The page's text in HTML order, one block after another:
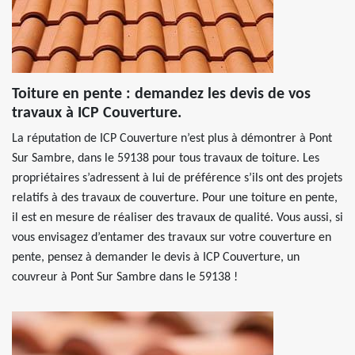
Toiture en pente : demandez les devis de vos
travaux à ICP Couverture.
La réputation de ICP Couverture n’est plus à démontrer à Pont
Sur Sambre, dans le 59138 pour tous travaux de toiture. Les
propriétaires s’adressent à lui de préférence s’ils ont des projets
relatifs à des travaux de couverture. Pour une toiture en pente,
il est en mesure de réaliser des travaux de qualité. Vous aussi, si
vous envisagez d’entamer des travaux sur votre couverture en
pente, pensez à demander le devis à ICP Couverture, un
couvreur à Pont Sur Sambre dans le 59138 !